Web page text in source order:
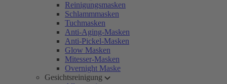
Reinigungsmasken
Schlammmasken
Tuchmasken
Anti-Aging-Masken
Anti-Pickel-Masken
Glow Masken
Mitesser-Masken
Overnight Maske
Gesichtsreinigung